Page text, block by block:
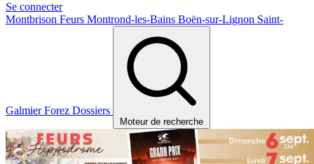
Se connecter
Montbrison Feurs Montrond-les-Bains Boën-sur-Lignon Saint-
GalmierForez Dossiers
Moteur de recherche